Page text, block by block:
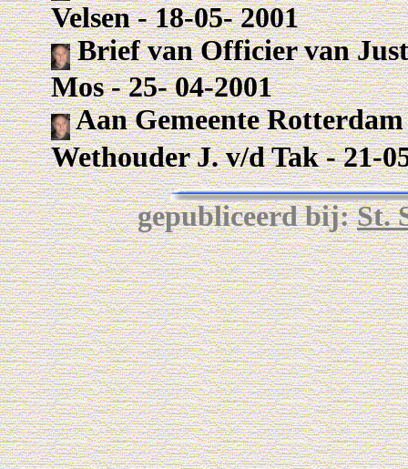
Velsen - 18-05- 2001
Brief van Officier van
Mos - 25- 04-2001
Aan Gemeente
Wethouder J. v/d Tak - 21-
gepubliceerd bij:St.